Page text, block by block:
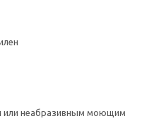
или неабразивным моющим